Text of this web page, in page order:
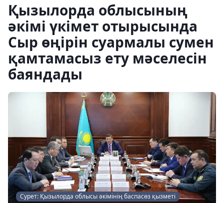
Қызылорда облысының
әкімі үкімет отырысында
Сыр өңірін суармалы сумен
қамтамасыз ету мәселесін
баяндады
Сурет: Қызылорда облысы әкімінің баспасөз қызметі